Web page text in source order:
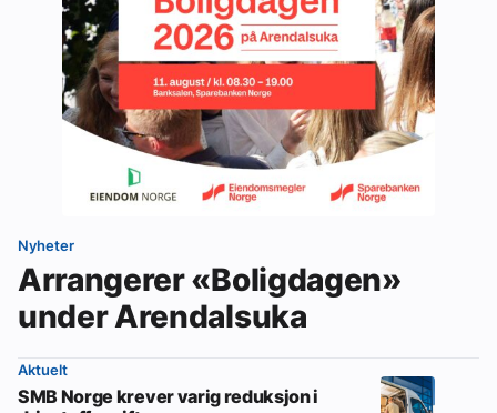
Nyheter
Arrangerer «Boligdagen»
under Arendalsuka
Aktuelt
SMB Norge krever varig reduksjon i